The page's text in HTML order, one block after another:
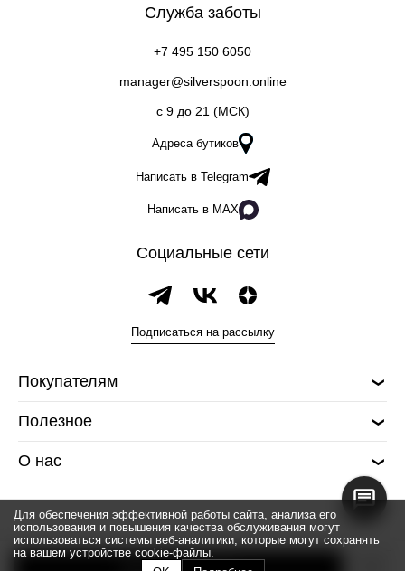
Служба заботы
+7 495 150 6050
manager@silverspoon.online
c 9 до 21 (МСК)
Адреса бутиков
Написать в Telegram
Написать в MAX
Социальные сети
Подписаться на рассылку
Покупателям
Полезное
О нас
© 2026 Silver spoon
Для обеспечения эффективной работы сайта, анализа его
использования и повышения качества обслуживания могут
использоваться системы веб-аналитики, которые могут сохранять
на вашем устройстве cookie-файлы.